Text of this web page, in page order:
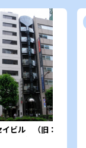
イビル （旧：